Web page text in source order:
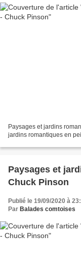
Paysages et jardins
Paysages et
Chuck Pinson
Publié le 19/09/2020 à
Par Balades comtoises